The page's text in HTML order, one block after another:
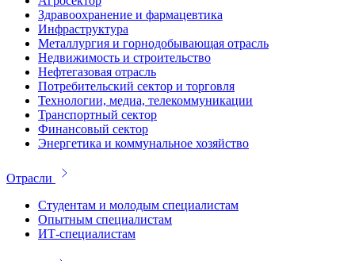
Здравоохранение и фармацевтика
Инфраструктура
Металлургия и горнодобывающая отрасль
Недвижимость и строительство
Нефтегазовая отрасль
Потребительский сектор и торговля
Технологии, медиа, телекоммуникации
Транспортный сектор
Финансовый сектор
Энергетика и коммунальное хозяйство
Отрасли
Студентам и молодым специалистам
Опытным специалистам
ИТ-специалистам